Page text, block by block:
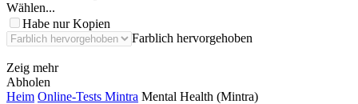
Wählen...
Habe nur Kopien
Farblich hervorgehoben
Zeig mehr
Abholen
Heim Online-Tests Mintra Mental Health (Mintra)